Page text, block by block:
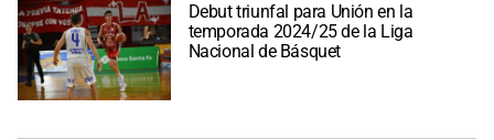
Debut triunfal para Unión en la
temporada 2024/25 de la Liga
Nacional de Básquet